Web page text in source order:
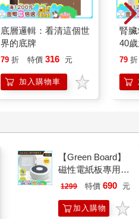
底層邏輯：看清這個世
界的底牌
79 折 特價 316 元
加入購物車
腎
40
就
79 折
【Green Board】
磁性電紙板專用 -
二合一圓形速擦激
專利設計
1299 特價 690 元
加入購物